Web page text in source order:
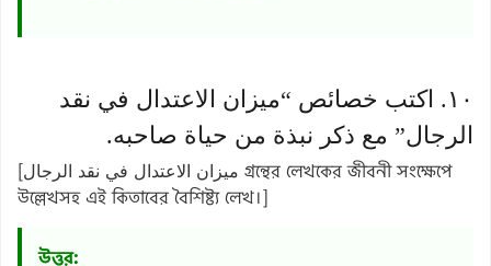
١٠. اكتب خصائص “ميزان الاعتدال في نقد
الرجال” مع ذكر نبذة من حياة صاحبه.
[ميزان الاعتدال في نقد الرجال গ্রন্থের লেখকের জীবনী সংক্ষেপে
উল্লেখসহ এই কিতাবের বৈশিষ্ট্য লেখ।]
উত্তর: